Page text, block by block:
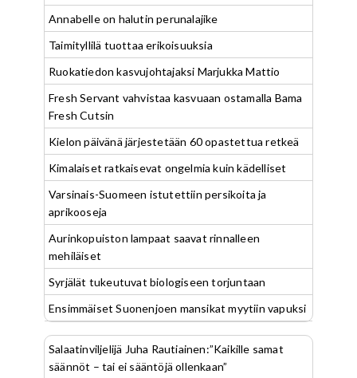
Annabelle on halutin perunalajike
Taimityllilä tuottaa erikoisuuksia
Ruokatiedon kasvujohtajaksi Marjukka Mattio
Fresh Servant vahvistaa kasvuaan ostamalla Bama
Fresh Cutsin
Kielon päivänä järjestetään 60 opastettua retkeä
Kimalaiset ratkaisevat ongelmia kuin kädelliset
Varsinais-Suomeen istutettiin persikoita ja
aprikooseja
Aurinkopuiston lampaat saavat rinnalleen
mehiläiset
Syrjälät tukeutuvat biologiseen torjuntaan
Ensimmäiset Suonenjoen mansikat myytiin vapuksi
Salaatinviljelijä Juha Rautiainen:”Kaikille samat
säännöt – tai ei sääntöjä ollenkaan”